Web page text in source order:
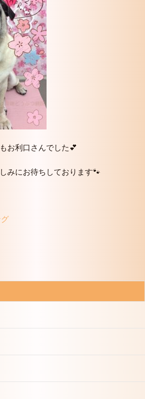
お利口さんでした💕
みにお待ちしております🐾